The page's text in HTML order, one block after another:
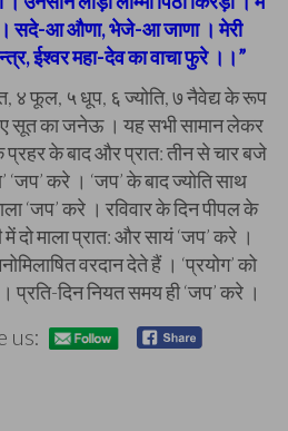
। सदे-आ औणा, भेजे-आ जाणा । मेरी
ईश्वर महा-देव का वाचा फुरे ।।”
४ फूल, ५ धूप, ६ ज्योति, ७ नैवेद्य के रूप
सूत का जनेऊ । यह सभी सामान लेकर
प्रहर के बाद और प्रात: तीन से चार बजे
‘जप’ करे । ‘जप’ के बाद ज्योति साथ
‘जप’ करे । रविवार के दिन पीपल के
दो माला प्रात: और सायं ‘जप’ करे ।
वरदान देते हैं । ‘प्रयोग’ को
प्रति-दिन नियत समय ही ‘जप’ करे ।
us: